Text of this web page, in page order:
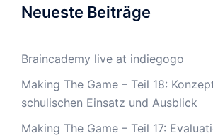
Neueste Beiträge
Braincademy live at indiegogo
Making The Game – Teil 18:
schulischen Einsatz und Ausblick
Making The Game – Teil 17: